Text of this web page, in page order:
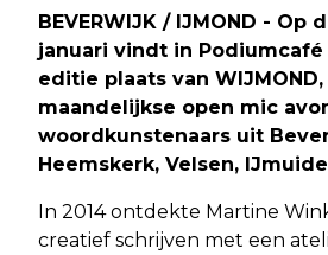
BEVERWIJK / IJMOND - Op
januari vindt in
editie plaats van WIJMOND,
maandelijkse open mic
woordkunstenaars uit
Heemskerk, Velsen,
In 2014 ontdekte Martine
creatief schrijven met een